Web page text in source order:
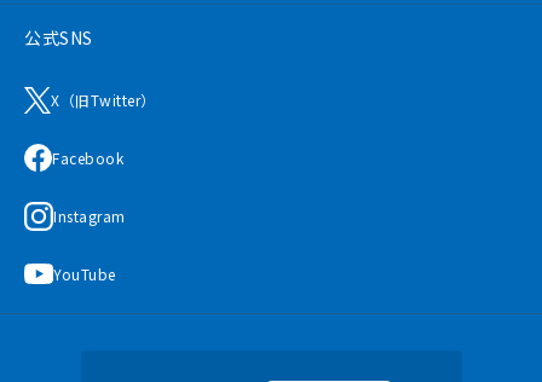
公式SNS
X（旧Twitter）
Facebook
Instagram
YouTube